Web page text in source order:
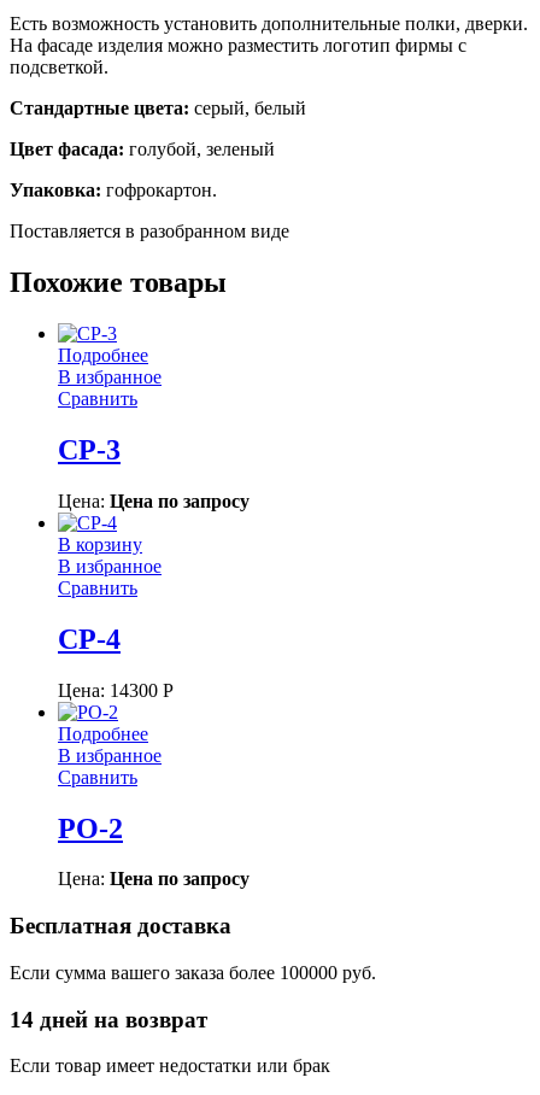
Есть возможность установить дополнительные полки, дверки.
На фасаде изделия можно разместить логотип фирмы с
подсветкой.
Стандартные цвета: серый, белый
Цвет фасада: голубой, зеленый
Упаковка: гофрокартон.
Поставляется в разобранном виде
Похожие товары
Подробнее
В избранное
Сравнить
СР-3
Цена: Цена по запросу
В корзину
В избранное
Сравнить
СР-4
Цена: 14300 Р
Подробнее
В избранное
Сравнить
РО-2
Цена: Цена по запросу
Бесплатная доставка
Если сумма вашего заказа более 100000 руб.
14 дней на возврат
Если товар имеет недостатки или брак